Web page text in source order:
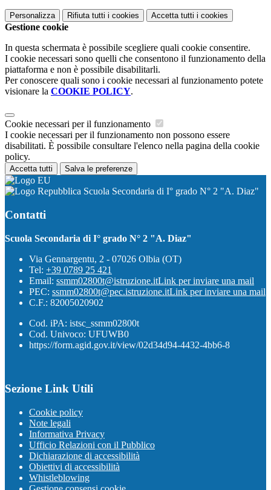
Personalizza Rifiuta tutti i cookies Accetta tutti i cookies
Gestione cookie
In questa schermata è possibile scegliere quali cookie consentire.
I cookie necessari sono quelli che consentono il funzionamento della
piattaforma e non è possibile disabilitarli.
Per conoscere quali sono i cookie necessari al funzionamento potete
visionare la COOKIE POLICY.
Cookie necessari per il funzionamento
I cookie necessari per il funzionamento non possono essere
disabilitati. È possibile consultare l'elenco nella pagina della cookie
policy.
Accetta tutti Salva le preferenze
Scuola Secondaria di I° grado N° 2 "A. Diaz"
Contatti
Scuola Secondaria di I° grado N° 2 "A. Diaz"
Via Gennargentu, 2 - 07026 Olbia (OT)
Tel: +39 0789 25 421
Email: ssmm02800t@istruzione.itLink per inviare una mail
PEC: ssmm02800t@pec.istruzione.itLink per inviare una mail
C.F.: 82005020902
Cod. iPA: istsc_ssmm02800t
Cod. Univoco: UFUWB0
https://form.agid.gov.it/view/02d34d94-4432-4bb6-8
Sezione Link Utili
Cookie policy
Note legali
Informativa Privacy
Ufficio Relazioni con il Pubblico
Dichiarazione di accessibilità
Obiettivi di accessibilità
Whistleblowing